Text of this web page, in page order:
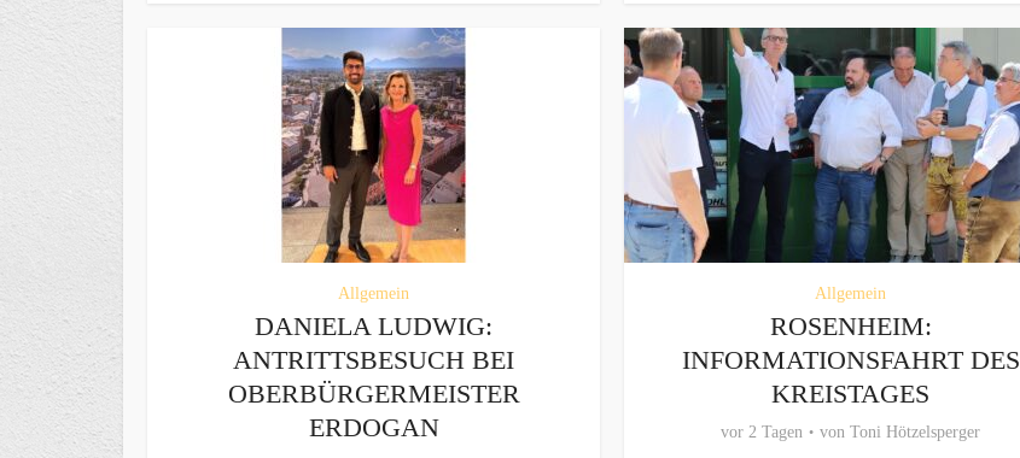
Allgemein
DANIELA LUDWIG:
ANTRITTSBESUCH BEI
OBERBÜRGERMEISTER
ERDOGAN
Allgemein
ROSENHEIM:
INFORMATIONSFAHRT DES
KREISTAGES
vor 2 Tagen von Toni Hötzelsperger